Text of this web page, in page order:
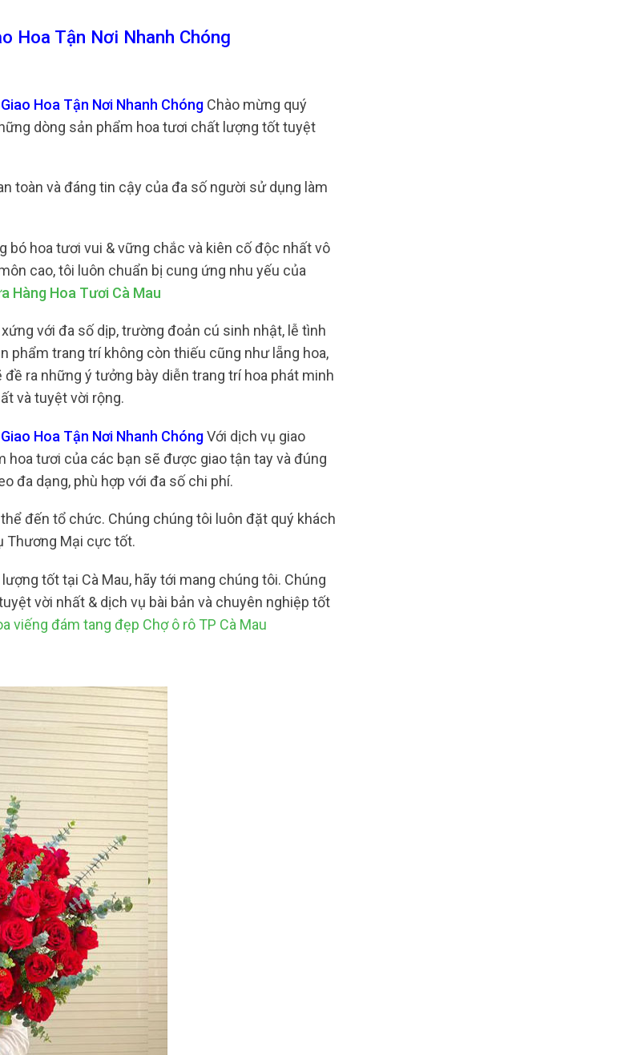
Hoa Tận Nơi Nhanh Chóng
Hoa Tận Nơi Nhanh Chóng Chào mừng quý
dòng sản phẩm hoa tươi chất lượng tốt tuyệt
toàn và đáng tin cậy của đa số người sử dụng làm
bó hoa tươi vui & vững chắc và kiên cố độc nhất vô
cao, tôi luôn chuẩn bị cung ứng nhu yếu của
Hàng Hoa Tươi Cà Mau
với đa số dịp, trường đoản cú sinh nhật, lễ tình
phẩm trang trí không còn thiếu cũng như lẵng hoa,
ra những ý tưởng bày diễn trang trí hoa phát minh
và tuyệt vời rộng.
Hoa Tận Nơi Nhanh ChóngVới dịch vụ giao
hoa tươi của các bạn sẽ được giao tận tay và đúng
đa dạng, phù hợp với đa số chi phí.
đến tổ chức. Chúng chúng tôi luôn đặt quý khách
Thương Mại cực tốt.
tốt tại Cà Mau, hãy tới mang chúng tôi. Chúng
vời nhất & dịch vụ bài bản và chuyên nghiệp tốt
viếng đám tang đẹp Chợ ô rô TP Cà Mau